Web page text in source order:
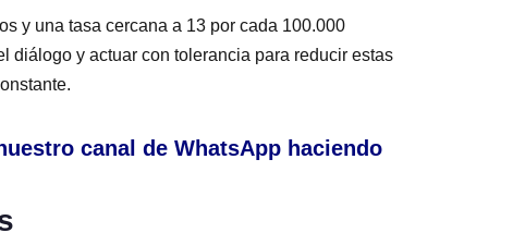
y una tasa cercana a 13 por cada 100.000
diálogo y actuar con tolerancia para reducir estas
canal de WhatsApp haciendo